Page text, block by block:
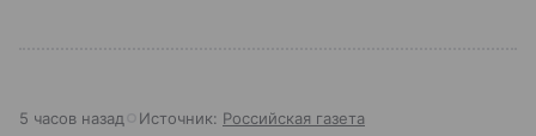
5 часов назад Источник: Российская газета